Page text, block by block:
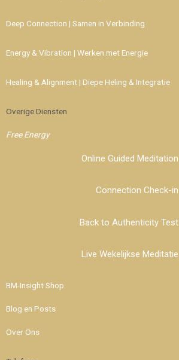
Deep Connection | Samen in Verbinding
Energy & Vibration | Werken met Energie
Healing & Alignment | Diepe Heling & Integratie
Overige Diensten
Free Energy
Online Guided Meditation
Connection Check-in
Back to Authenticity Test
Live Wekelijkse Meditatie
BM-Insight Shop
Blog en Posts
Over Ons